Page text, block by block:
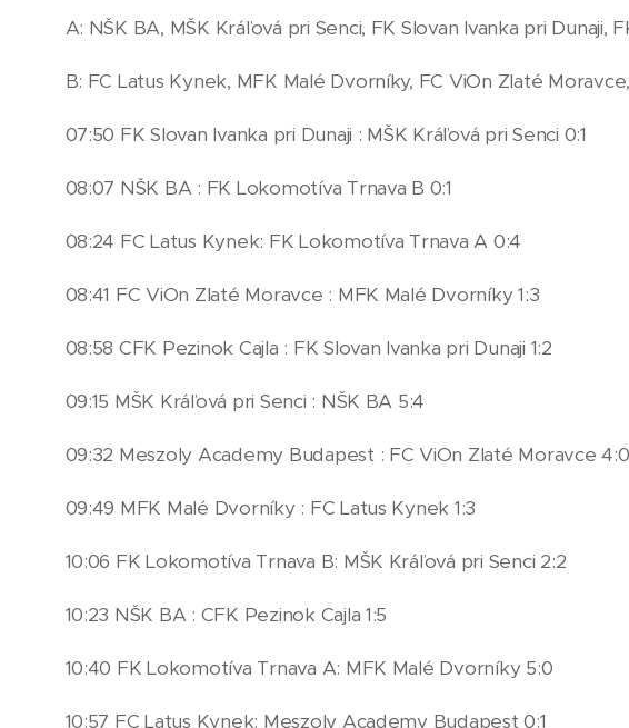
A: NŠK BA, MŠK Kráľová pri Senci, FK Slovan Ivanka pri Dunaji,
B: FC Latus Kynek, MFK Malé Dvorníky, FC ViOn Zlaté
07:50 FK Slovan Ivanka pri Dunaji : MŠK Kráľová pri Senci 0:1
08:07 NŠK BA : FK Lokomotíva Trnava B 0:1
08:24 FC Latus Kynek: FK Lokomotíva Trnava A 0:4
08:41 FC ViOn Zlaté Moravce : MFK Malé Dvorníky 1:3
08:58 CFK Pezinok Cajla : FK Slovan Ivanka pri Dunaji 1:2
09:15 MŠK Kráľová pri Senci : NŠK BA 5:4
09:32 Meszoly Academy Budapest : FC ViOn Zlaté Moravce 4:0
09:49 MFK Malé Dvorníky : FC Latus Kynek 1:3
10:06 FK Lokomotíva Trnava B: MŠK Kráľová pri Senci 2:2
10:23 NŠK BA : CFK Pezinok Cajla 1:5
10:40 FK Lokomotíva Trnava A: MFK Malé Dvorníky 5:0
10:57 FC Latus Kynek: Meszoly Academy Budapest 0:1